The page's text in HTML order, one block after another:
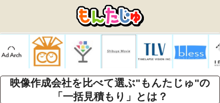
映像作成会社を比べて選ぶ"もんたじゅ"の
「一括見積もり」とは？